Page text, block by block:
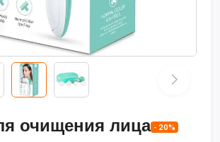
очищения лица - 20%